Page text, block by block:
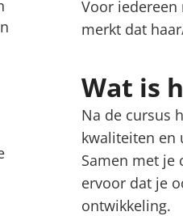
Voor
merkt dat
Wat is
Na de cursus
kwaliteiten en
Samen met je
ervoor dat je
ontwikkeling.